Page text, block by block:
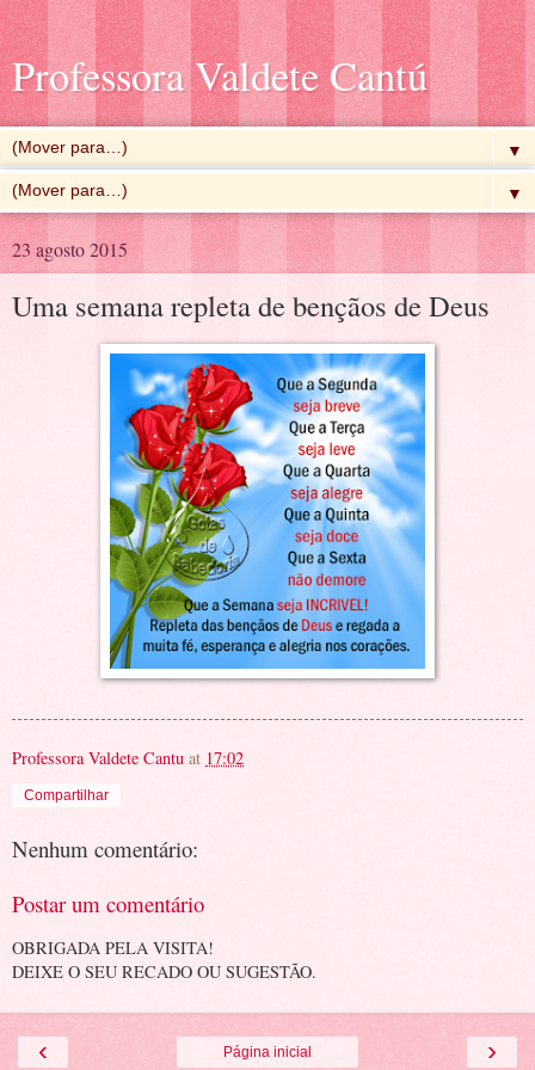
Professora Valdete Cantú
▼
▼
23 agosto 2015
Uma semana repleta de bençãos de Deus
Professora Valdete Cantu at 17:02
Compartilhar
Nenhum comentário:
Postar um comentário
OBRIGADA PELA VISITA!
DEIXE O SEU RECADO OU SUGESTÃO.
‹ ›
Página inicial